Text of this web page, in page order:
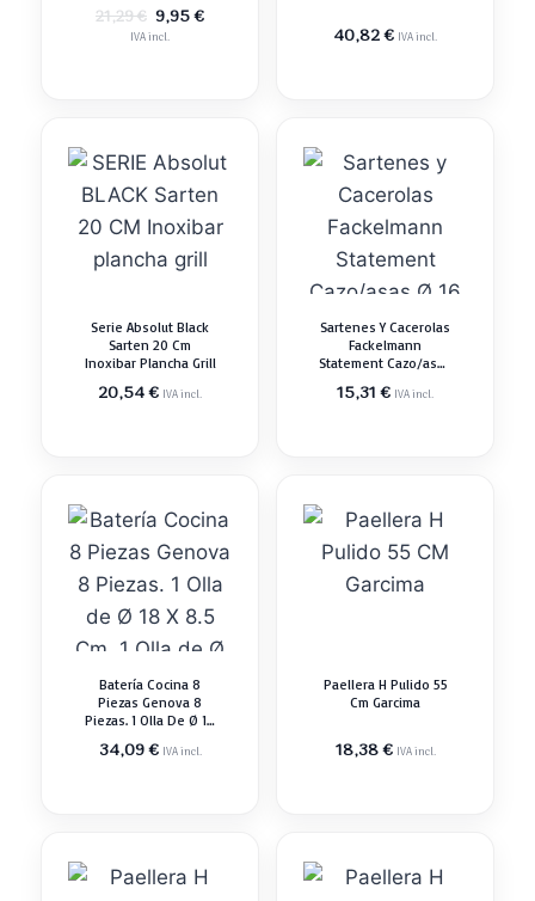
21,29€ El
precio
9,95€El
IVA incl. 40,82€ IVA incl.
Serie Absolut Black
Sarten 20 Cm
Inoxibar Plancha Grill
20,54€ IVA incl.
Sartenes Y Cacerolas
Fackelmann
Statement Cazo/asas
15,31€ IVA incl.
Batería Cocina 8
Piezas Genova 8
Piezas. 1 Olla De Ø 18
20 X 9.5 Cm. 1 Olla De
34,09€ IVA incl.
Paellera H Pulido 55
Cm Garcima
18,38€ IVA incl.